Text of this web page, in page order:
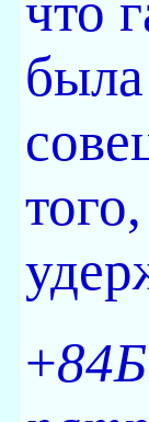
+